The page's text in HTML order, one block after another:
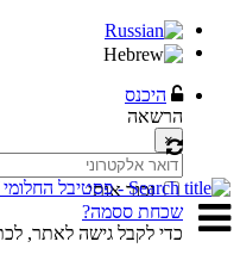
היכנס
הרשאה
×
זכור אותי
שכחת ססמה?
כדי לקבל גישה לאתר,